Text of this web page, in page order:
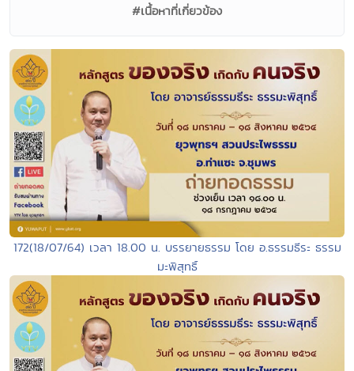
#เนื้อหาที่เกี่ยวข้อง
172(18/07/64) เวลา 18.00 น. บรรยายธรรม โดย อ.ธรรมธีระ ธรรม
มะพิสุทธิ์